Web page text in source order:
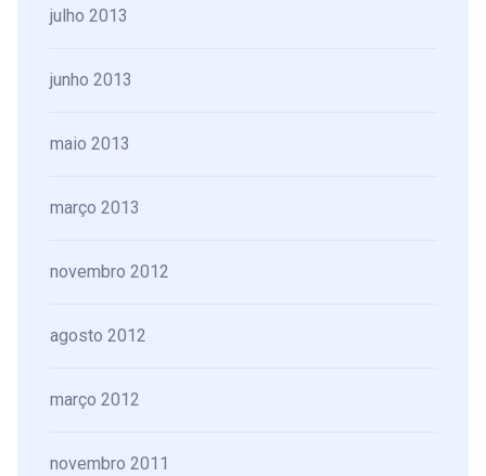
julho 2013
junho 2013
maio 2013
março 2013
novembro 2012
agosto 2012
março 2012
novembro 2011